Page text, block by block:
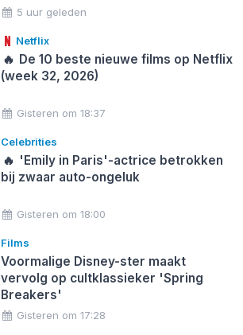
5 uur geleden
Netflix
🔥 De 10 beste nieuwe films op Netflix
(week 32, 2026)
Gisteren om 18:37
Celebrities
🔥 'Emily in Paris'-actrice betrokken
bij zwaar auto-ongeluk
Gisteren om 18:00
Films
Voormalige Disney-ster maakt
vervolg op cultklassieker 'Spring
Breakers'
Gisteren om 17:28